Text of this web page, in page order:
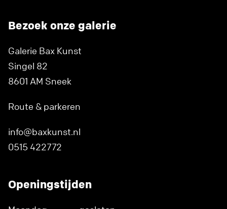
Bezoek onze galerie
Galerie Bax Kunst
Singel 82
8601 AM Sneek
Route & parkeren
info@baxkunst.nl
0515 422772
Openingstijden